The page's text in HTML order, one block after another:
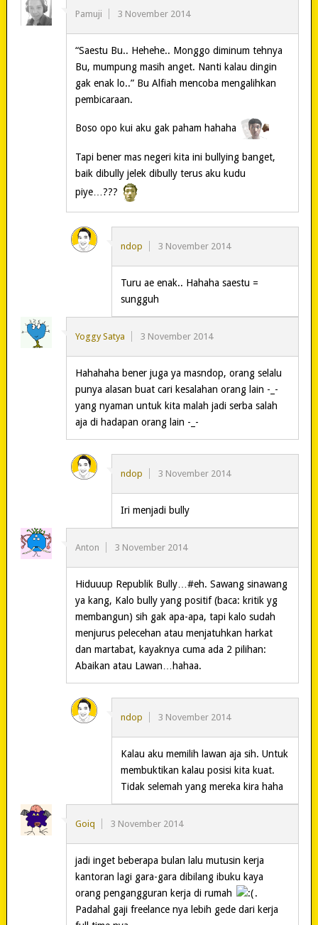
Pamuji 3 November 2014
“Saestu Bu.. Hehehe.. Monggo diminum tehnya
Bu, mumpung masih anget. Nanti kalau dingin
gak enak lo..” Bu Alfiah mencoba mengalihkan
pembicaraan.
Boso opo kui aku gak paham hahaha
Tapi bener mas negeri kita ini bullying banget,
baik dibully jelek dibully terus aku kudu
piye…???
ndop 3 November 2014
Turu ae enak.. Hahaha saestu =
sungguh
Yoggy Satya 3 November 2014
Hahahaha bener juga ya masndop, orang selalu
punya alasan buat cari kesalahan orang lain -_-
yang nyaman untuk kita malah jadi serba salah
aja di hadapan orang lain -_-
ndop 3 November 2014
Iri menjadi bully
Anton 3 November 2014
Hiduuup Republik Bully…#eh. Sawang sinawang
ya kang, Kalo bully yang positif (baca: kritik yg
membangun) sih gak apa-apa, tapi kalo sudah
menjurus pelecehan atau menjatuhkan harkat
dan martabat, kayaknya cuma ada 2 pilihan:
Abaikan atau Lawan…hahaa.
ndop 3 November 2014
Kalau aku memilih lawan aja sih. Untuk
membuktikan kalau posisi kita kuat.
Tidak selemah yang mereka kira haha
Goiq 3 November 2014
jadi inget beberapa bulan lalu mutusin kerja
kantoran lagi gara-gara dibilang ibuku kaya
orang pengangguran kerja di rumah
.
Padahal gaji freelance nya lebih gede dari kerja